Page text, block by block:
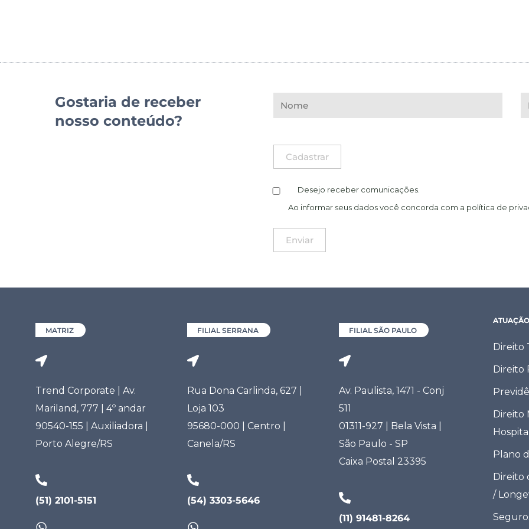
Gostaria de receber
nosso conteúdo?
Desejo receber comunicações.
Ao informar seus dados você concorda com a política de
MATRIZ
Trend Corporate | Av.
Mariland, 777 | 4º andar
90540-155 | Auxiliadora |
Porto Alegre/RS
(51) 2101-5151
FILIAL SERRANA
Rua Dona Carlinda, 627 |
Loja 103
95680-000 | Centro |
Canela/RS
(54) 3303-5646
FILIAL SÃO PAULO
Av. Paulista, 1471 - Conj
511
01311-927 | Bela Vista |
São Paulo - SP
Caixa Postal 23395
(11) 91481-8264
ATUAÇÃO
Direito
Direito
Direito
Plano
Direito
/